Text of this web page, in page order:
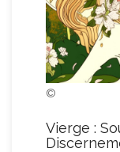
©
Vierge :